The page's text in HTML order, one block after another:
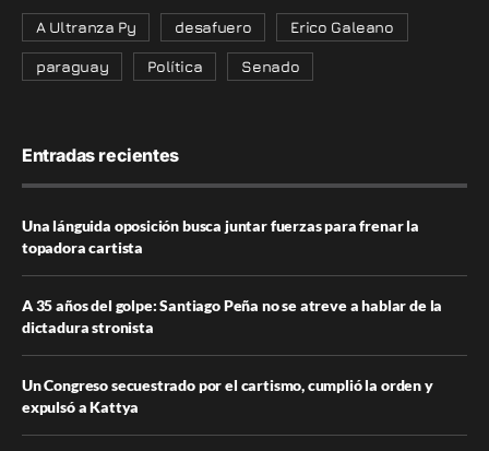
A Ultranza Py desafuero Erico Galeano
paraguay Política Senado
Entradas recientes
Una lánguida oposición busca juntar fuerzas para frenar la
topadora cartista
A 35 años del golpe: Santiago Peña no se atreve a hablar de la
dictadura stronista
Un Congreso secuestrado por el cartismo, cumplió la orden y
expulsó a Kattya